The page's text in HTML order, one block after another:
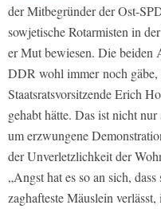
der Mitbegründer der Ost-
sowjetische Rotarmisten in
er Mut bewiesen. Die beiden
DDR wohl immer noch
Staatsratsvorsitzende Erich
gehabt hätte. Das ist nicht
um erzwungene
der Unverletzlichkeit der
„Angst hat es so an sich,
zaghafteste Mäuslein